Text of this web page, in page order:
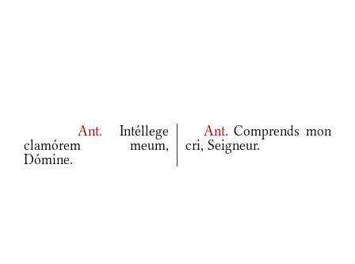
Ant. Intéllege
clamórem meum,
Dómine.
Ant.Comprends mon
cri, Seigneur.